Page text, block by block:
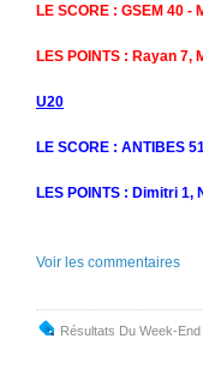
LE SCORE : GSEM 40 -
LES POINTS : Rayan 7,
U20
LE SCORE : ANTIBES
LES POINTS : Dimitri 1,
Voir les commentaires
Résultats Du Week-End